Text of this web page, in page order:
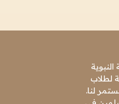
لطلاب
لنا.